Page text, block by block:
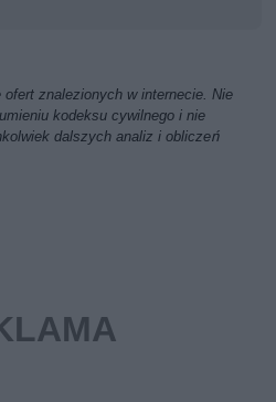
znalezionych w internecie. Nie
kodeksu cywilnego i nie
dalszych analiz i obliczeń